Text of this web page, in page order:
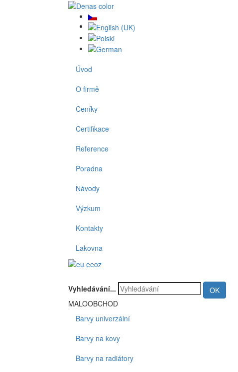
Úvod
O firmě
Ceníky
Certifikace
Reference
Poradna
Návody
Výzkum
Kontakty
Lakovna
Vyhledávání...
OK
MALOOBCHOD
Barvy univerzální
Barvy na kovy
Barvy na radiátory